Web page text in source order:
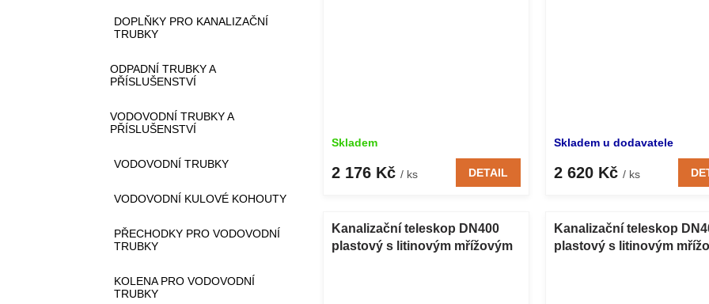
DOPLŇKY PRO KANALIZAČNÍ
TRUBKY
ODPADNÍ TRUBKY A
PŘÍSLUŠENSTVÍ
VODOVODNÍ TRUBKY A
PŘÍSLUŠENSTVÍ
VODOVODNÍ TRUBKY
VODOVODNÍ KULOVÉ KOHOUTY
PŘECHODKY PRO VODOVODNÍ
TRUBKY
KOLENA PRO VODOVODNÍ
TRUBKY
Skladem
2 176 Kč / ks DETAIL
Skladem u dodavatele
2 620 Kč / ks
Kanalizační teleskop DN400
plastový s litinovým mřížovým
Kanalizační teleskop
plastový s litinovým